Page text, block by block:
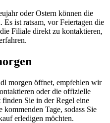
oder Ostern können die
ist ratsam, vor Feiertagen die
Filiale direkt zu kontaktieren,
morgen öffnet, empfehlen wir
oder die offizielle
Sie in der Regel eine
Tage, sodass Sie
erledigen möchten.